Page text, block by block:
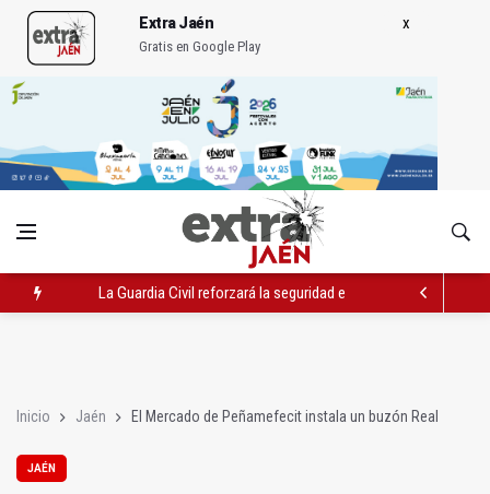
Extra Jaén
Gratis en Google Play
La Guardia Civil reforzará la seguridad el 12 de agosto por el
Inicio Jaén El Mercado de Peñamefecit instala un buzón Real
JAÉN